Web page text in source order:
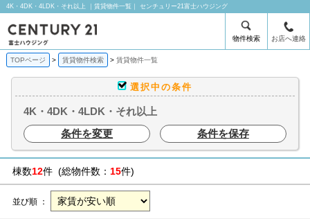
4K・4DK・4LDK・それ以上 ｜賃貸物件一覧｜ センチュリー21富士ハウジング
物件検索 お店へ連絡
TOPページ 賃貸物件検索 賃貸物件一覧
選択中の条件
4K・4DK・4LDK・それ以上
条件を変更
条件を保存
棟数12件 (総物件数： 15件)
並び順 ：